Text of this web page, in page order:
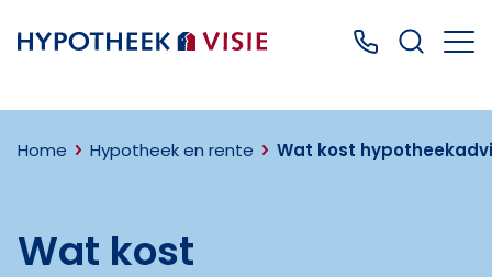
Terug naar home Bel ons: 0499
Home Hypotheek en rente Wat kost
Wat kost